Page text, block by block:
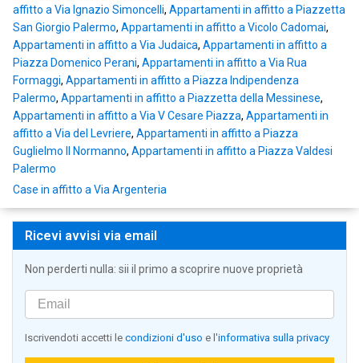
affitto a Via Ignazio Simoncelli, Appartamenti in affitto a Piazzetta
San Giorgio Palermo, Appartamenti in affitto a Vicolo Cadomai,
Appartamenti in affitto a Via Judaica, Appartamenti in affitto a
Piazza Domenico Perani, Appartamenti in affitto a Via Rua
Formaggi, Appartamenti in affitto a Piazza Indipendenza
Palermo, Appartamenti in affitto a Piazzetta della Messinese,
Appartamenti in affitto a Via V Cesare Piazza, Appartamenti in
affitto a Via del Levriere, Appartamenti in affitto a Piazza
Guglielmo Il Normanno, Appartamenti in affitto a Piazza Valdesi
Palermo
Case in affitto a Via Argenteria
Ricevi avvisi via email
Non perderti nulla: sii il primo a scoprire nuove proprietà
Iscrivendoti accetti le condizioni d'uso e l'informativa sulla privacy